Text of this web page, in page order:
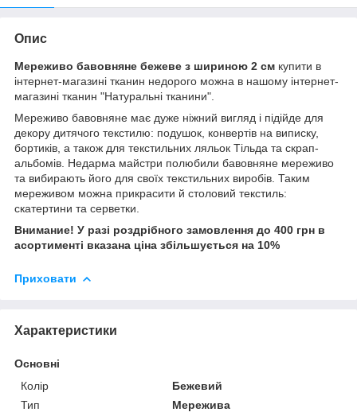
Опис
Мереживо бавовняне бежеве з шириною 2 см купити в
інтернет-магазині тканин недорого можна в нашому інтернет-
магазині тканин "Натуральні тканини".
Мереживо бавовняне має дуже ніжний вигляд і підійде для
декору дитячого текстилю: подушок, конвертів на виписку,
бортиків, а також для текстильних ляльок Тільда та скрап-
альбомів. Недарма майстри полюбили бавовняне мереживо
та вибирають його для своїх текстильних виробів. Таким
мереживом можна прикрасити й столовий текстиль:
скатертини та серветки.
Внимание! У разі роздрібного замовлення до 400 грн в
асортименті вказана ціна збільшується на 10%
Приховати
Характеристики
Основні
Колір
Бежевий
Тип
Мережива